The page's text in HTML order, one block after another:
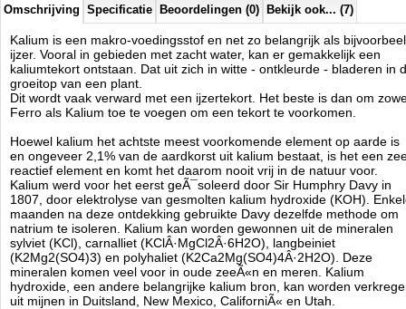
Manufactured by:
Easy Life
Model:Kalium-250
Product ID:
8715837040540
4.8274 5.89 5.89 Available from:Aquariumonderdelen.nl 2026-08-22 2New
Omschrijving Specificatie Beoordelingen (0) Bekijk ook... (7)
Kalium is een makro-voedingsstof en net zo belangrijk als
ijzer. Vooral in gebieden met zacht water, kan er gemakkelijk een
kaliumtekort ontstaan. Dat uit zich in witte - ontkleurde - bladeren in
groeitop van een plant.
Dit wordt vaak verward met een ijzertekort. Het beste is dan om
Ferro als Kalium toe te voegen om een tekort te voorkomen.
Hoewel kalium het achtste meest voorkomende element op aarde is
en ongeveer 2,1% van de aardkorst uit kalium bestaat, is het een
reactief element en komt het daarom nooit vrij in de natuur voor.
Kalium werd voor het eerst geÃ¯soleerd door Sir Humphry Davy in
1807, door elektrolyse van gesmolten kalium hydroxide (KOH).
maanden na deze ontdekking gebruikte Davy dezelfde methode om
natrium te isoleren. Kalium kan worden gewonnen uit de mineralen
sylviet (KCl), carnalliet (KClÂ·MgCl2Â·6H2O), langbeiniet
(K2Mg2(SO4)3) en polyhaliet (K2Ca2Mg(SO4)4Â·2H2O). Deze
mineralen komen veel voor in oude zeeÃ«n en meren. Kalium
hydroxide, een andere belangrijke kalium bron, kan worden
uit mijnen in Duitsland, New Mexico, CaliforniÃ« en Utah.